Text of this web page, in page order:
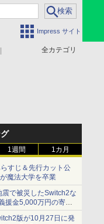
Impress サイト
全カテゴリ
1週間 1カ月
らすじ＆先行カット公
魔法大学を卒業
で被災したSwitch2な
援金5,000万円の寄付
版が10月27日に発